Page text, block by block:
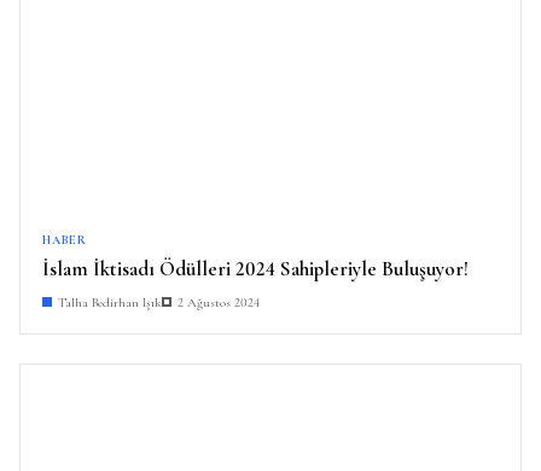
HABER
İslam İktisadı Ödülleri 2024 Sahipleriyle Buluşuyor!
Talha Bedirhan Işık 2 Ağustos 2024